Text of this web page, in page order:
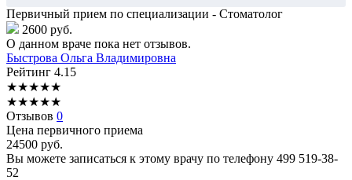
Первичный прием по специализации - Стоматолог
2600 руб.
О данном враче пока нет отзывов.
Быстрова Ольга Владимировна
Рейтинг 4.15
★★★★★
★★★★★
Отзывов 0
Цена первичного приема
24500 руб.
Вы можете записаться к этому врачу по телефону 499 519-38-
52